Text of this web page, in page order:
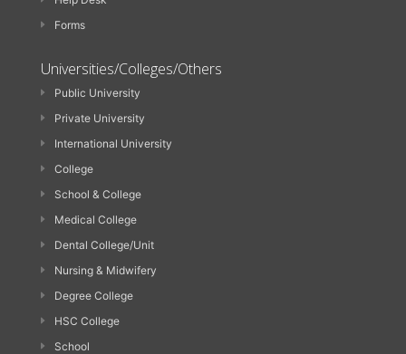
Forms
Universities/Colleges/Others
Public University
Private University
International University
College
School & College
Medical College
Dental College/Unit
Nursing & Midwifery
Degree College
HSC College
School